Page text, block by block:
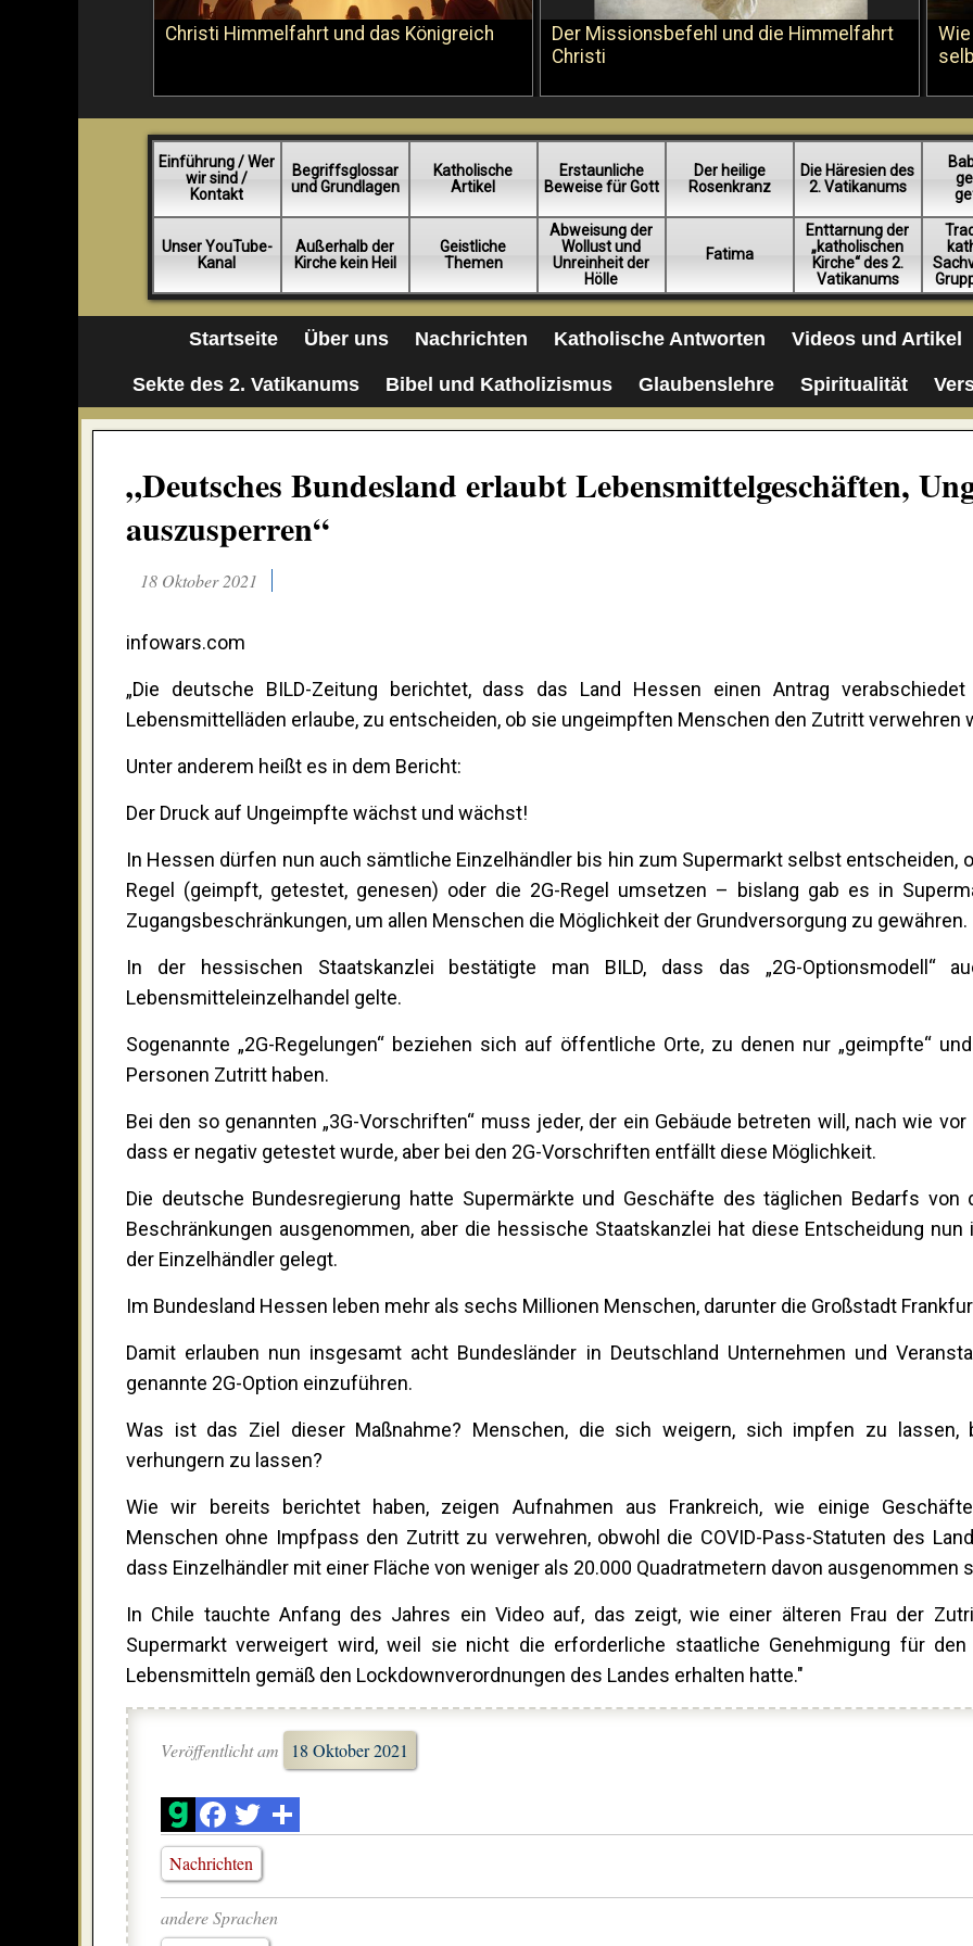
Christi Himmelfahrt und das Königreich
Der Missionsbefehl und die Himmelfahrt
Christi
Einführung / Wer
wir sind /
Kontakt
Begriffsglossar
und Grundlagen
Katholische
Artikel
Erstaunliche
Beweise für Gott
Der heilige
Rosenkranz
Die Häresien des
2. Vatikanums
Unser YouTube-
Kanal
Außerhalb der
Kirche kein Heil
Geistliche
Themen
Abweisung der
Wollust und
Unreinheit der
Hölle
Fatima
Enttarnung der
„katholischen
Kirche“ des 2.
Vatikanums
Startseite Über uns Nachrichten Katholische Antworten Videos und Artikel
Sekte des 2. Vatikanums Bibel und Katholizismus Glaubenslehre Spiritualität
„Deutsches Bundesland erlaubt Lebensmittelgeschäften,
auszusperren“
18 Oktober 2021
infowars.com
„Die deutsche BILD-Zeitung berichtet, dass das Land Hessen einen Antrag
Lebensmittelläden erlaube, zu entscheiden, ob sie ungeimpften Menschen den Zutritt verwehren
Unter anderem heißt es in dem Bericht:
Der Druck auf Ungeimpfte wächst und wächst!
In Hessen dürfen nun auch sämtliche Einzelhändler bis hin zum Supermarkt selbst entscheiden,
Regel (geimpft, getestet, genesen) oder die 2G-Regel umsetzen – bislang gab es in
Zugangsbeschränkungen, um allen Menschen die Möglichkeit der Grundversorgung zu gewähren.
In der hessischen Staatskanzlei bestätigte man BILD, dass das „2G-Optionsmodell“
Lebensmitteleinzelhandel gelte.
Sogenannte „2G-Regelungen“ beziehen sich auf öffentliche Orte, zu denen nur „geimpfte“ und
Personen Zutritt haben.
Bei den so genannten „3G-Vorschriften“ muss jeder, der ein Gebäude betreten will, nach wie
dass er negativ getestet wurde, aber bei den 2G-Vorschriften entfällt diese Möglichkeit.
Die deutsche Bundesregierung hatte Supermärkte und Geschäfte des täglichen Bedarfs von
Beschränkungen ausgenommen, aber die hessische Staatskanzlei hat diese Entscheidung nun
der Einzelhändler gelegt.
Im Bundesland Hessen leben mehr als sechs Millionen Menschen, darunter die Großstadt
Damit erlauben nun insgesamt acht Bundesländer in Deutschland Unternehmen und
genannte 2G-Option einzuführen.
Was ist das Ziel dieser Maßnahme? Menschen, die sich weigern, sich impfen zu lassen,
verhungern zu lassen?
Wie wir bereits berichtet haben, zeigen Aufnahmen aus Frankreich, wie einige
Menschen ohne Impfpass den Zutritt zu verwehren, obwohl die COVID-Pass-Statuten des
dass Einzelhändler mit einer Fläche von weniger als 20.000 Quadratmetern davon ausgenommen
In Chile tauchte Anfang des Jahres ein Video auf, das zeigt, wie einer älteren Frau der
Supermarkt verweigert wird, weil sie nicht die erforderliche staatliche Genehmigung für den
Lebensmitteln gemäß den Lockdownverordnungen des Landes erhalten hatte."
Veröffentlicht am 18 Oktober 2021
Nachrichten
andere Sprachen